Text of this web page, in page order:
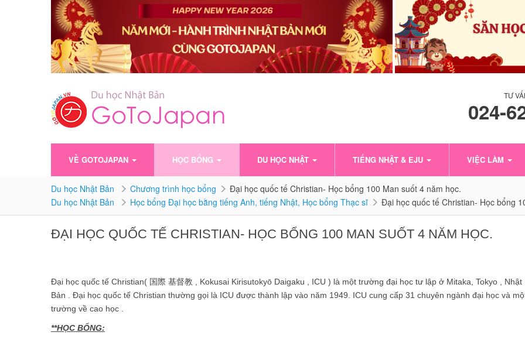
TƯ
024-
VỀ GOTOJAPAN HỌC BỔNG DU HỌC NHẬT TIẾNG NHẬT & EJU VIỆC LÀM
Du học Nhật Bản Chương trình học bổng
Đại học quốc tế Christian- Học bổng 100 Man suốt 4 năm học.
Du học Nhật Bản
Học bổng Đại học bằng tiếng Anh, tiếng Nhật, Học bổng Thạc sĩ Đại học quốc tế Christian- Học bổng
ĐẠI HỌC QUỐC TẾ CHRISTIAN- HỌC BỔNG 100 MAN SUỐT 4 NĂM HỌC.
Đại học quốc tế Christian( 国際 基督教 , Kokusai Kirisutokyō Daigaku , ICU ) là một trường đại học tư lập ở Mitaka, Tokyo , Nhật
Bản . Đại học quốc tế Christian thường gọi là ICU được thành lập vào năm 1949. ICU cung cấp 31 chuyên ngành đại học và
trường về cao học .
**HỌC BỔNG: